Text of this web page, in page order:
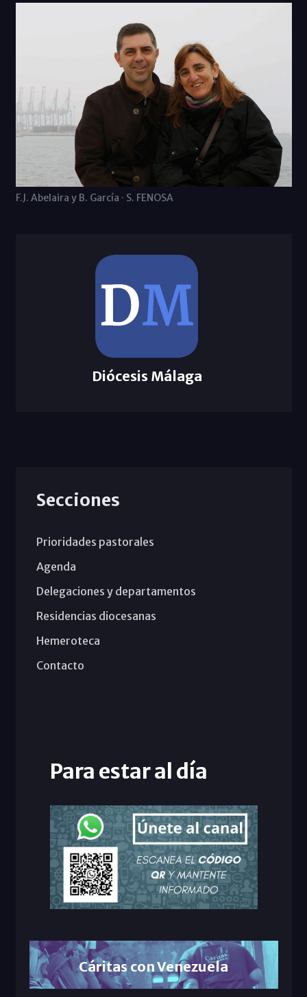
F.J. Abelaira y B. García · S. FENOSA
Diócesis Málaga
Secciones
Prioridades pastorales
Agenda
Delegaciones y departamentos
Residencias diocesanas
Hemeroteca
Contacto
Para estar al día
Cáritas con Venezuela